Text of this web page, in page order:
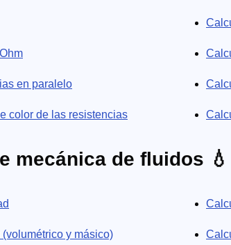
en paralelo
color de las resistencias
mecánica de fluidos 💧
y másico)